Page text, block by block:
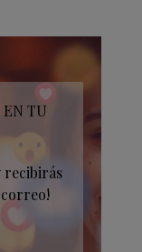
EN TU
recibirás